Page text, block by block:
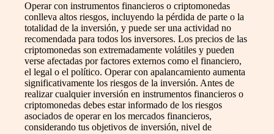
Operar con instrumentos financieros o criptomonedas
conlleva altos riesgos, incluyendo la pérdida de parte o la
totalidad de la inversión, y puede ser una actividad no
recomendada para todos los inversores. Los precios de las
criptomonedas son extremadamente volátiles y pueden
verse afectadas por factores externos como el financiero,
el legal o el político. Operar con apalancamiento aumenta
significativamente los riesgos de la inversión. Antes de
realizar cualquier inversión en instrumentos financieros o
criptomonedas debes estar informado de los riesgos
asociados de operar en los mercados financieros,
considerando tus objetivos de inversión, nivel de